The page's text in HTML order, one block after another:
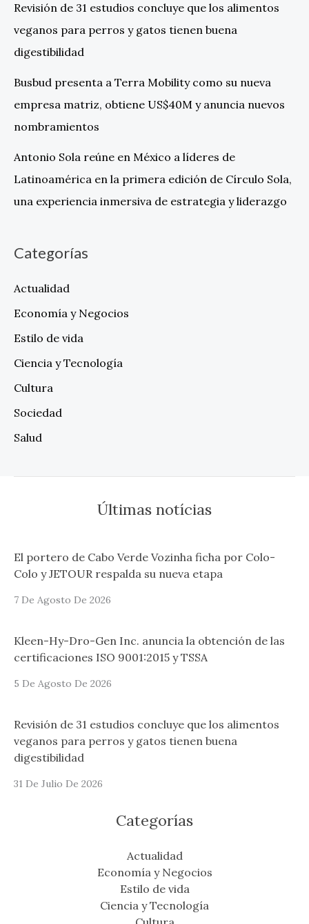
Revisión de 31 estudios concluye que los alimentos
veganos para perros y gatos tienen buena
digestibilidad
Busbud presenta a Terra Mobility como su nueva
empresa matriz, obtiene US$40M y anuncia nuevos
nombramientos
Antonio Sola reúne en México a líderes de
Latinoamérica en la primera edición de Círculo Sola,
una experiencia inmersiva de estrategia y liderazgo
Categorías
Actualidad
Economía y Negocios
Estilo de vida
Ciencia y Tecnología
Cultura
Sociedad
Salud
Últimas notícias
El portero de Cabo Verde Vozinha ficha por Colo-
Colo y JETOUR respalda su nueva etapa
7 De Agosto De 2026
Kleen-Hy-Dro-Gen Inc. anuncia la obtención de las
certificaciones ISO 9001:2015 y TSSA
5 De Agosto De 2026
Revisión de 31 estudios concluye que los alimentos
veganos para perros y gatos tienen buena
digestibilidad
31 De Julio De 2026
Categorías
Actualidad
Economía y Negocios
Estilo de vida
Ciencia y Tecnología